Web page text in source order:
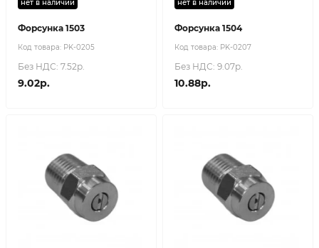
нет в наличии
Форсунка 1503
Код товара: PK-0205
Без НДС: 7.52р.
9.02р.
нет в наличии
Форсунка 1504
Код товара: PK-0207
Без НДС: 9.07р.
10.88р.